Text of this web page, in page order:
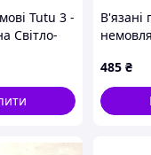
Tutu 3 -
Світло-
В'язані
6
485 ₴